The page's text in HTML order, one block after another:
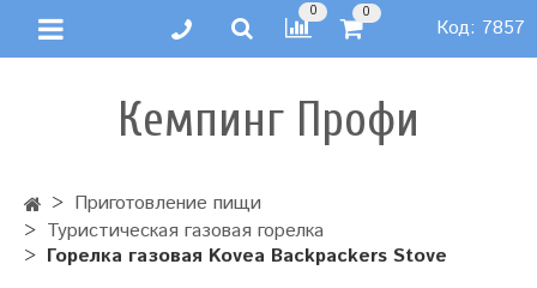
0 0
Код: 7857
Кемпинг Профи
Приготовление пищи
Туристическая газовая горелка
Горелка газовая Kovea Backpackers Stove